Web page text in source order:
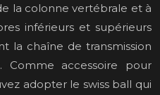
la colonne vertébrale et à
inférieurs et supérieurs
la chaîne de transmission
Comme accessoire pour
adopter le swiss ball qui